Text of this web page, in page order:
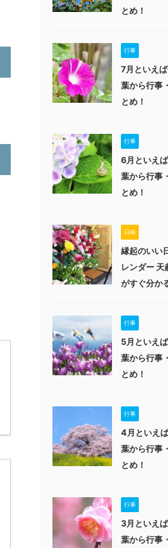
とめ！
行事
7月といえ
葉から行事
とめ！
行事
6月といえ
葉から行事
とめ！
日柄
縁起のいい
レンダー 天
がすぐ分か
行事
5月といえ
葉から行事
とめ！
行事
4月といえ
葉から行事
とめ！
行事
3月といえ
葉から行事